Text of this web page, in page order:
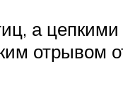
а
отрывом